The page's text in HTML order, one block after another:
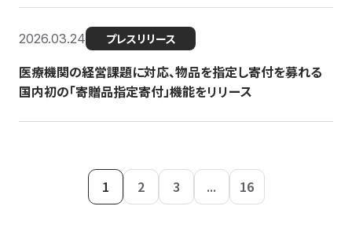
2026.03.24 プレスリリース
医療機関の経営課題に対応、物品を指定し寄付を募れる
国内初の「寄贈品指定寄付」機能をリリース
1 2 3 ... 16